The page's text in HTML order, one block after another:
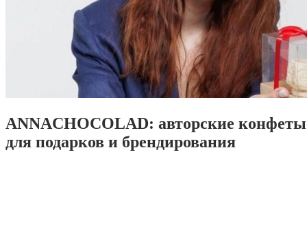
ANNACHOCOLAD: авторские
для подарков и брендирования